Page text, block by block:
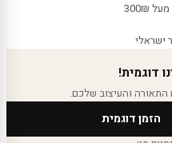
ישראלי
דוגמית!
התאורה והעיצוב שלכם.
הזמן דוגמית